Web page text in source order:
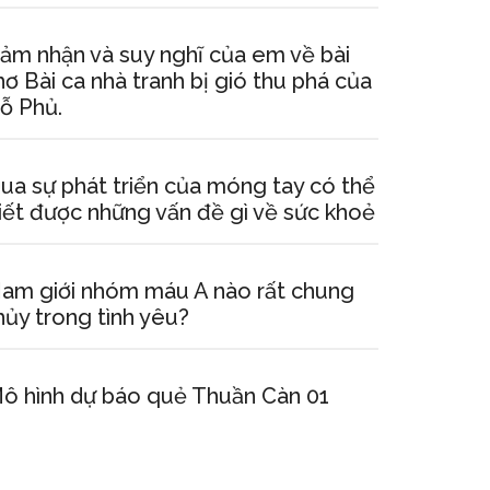
nhận và suy nghĩ của em về bài
Bài ca nhà tranh bị gió thu phá của
Phủ.
sự phát triển của móng tay có thể
được những vấn đề gì về sức khoẻ
giới nhóm máu A nào rất chung
trong tình yêu?
hình dự báo quẻ Thuần Càn 01